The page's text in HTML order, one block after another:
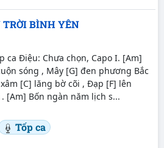
BÌNH YÊN
ca Điệu: Chưa chọn, Capo I. [Am]
sóng , Mây [G] đen phương Bắc
[C] lăng bờ cõi , Đạp [F] lên
[Am] Bốn ngàn năm lịch s...
Tốp ca